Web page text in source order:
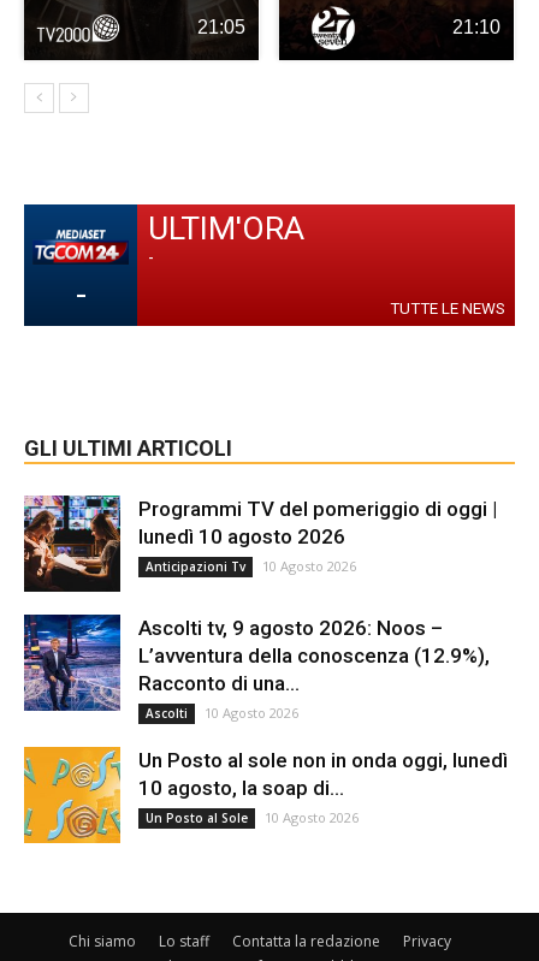
21:05 21:10
-
ULTIM'ORA
-
TUTTE LE NEWS
GLI ULTIMI ARTICOLI
Programmi TV del pomeriggio di oggi |
lunedì 10 agosto 2026
Anticipazioni Tv 10 Agosto 2026
Ascolti tv, 9 agosto 2026: Noos –
L’avventura della conoscenza (12.9%),
Racconto di una...
Ascolti 10 Agosto 2026
Un Posto al sole non in onda oggi, lunedì
10 agosto, la soap di...
Un Posto al Sole 10 Agosto 2026
Chi siamo Lo staff Contatta la redazione
Privacy